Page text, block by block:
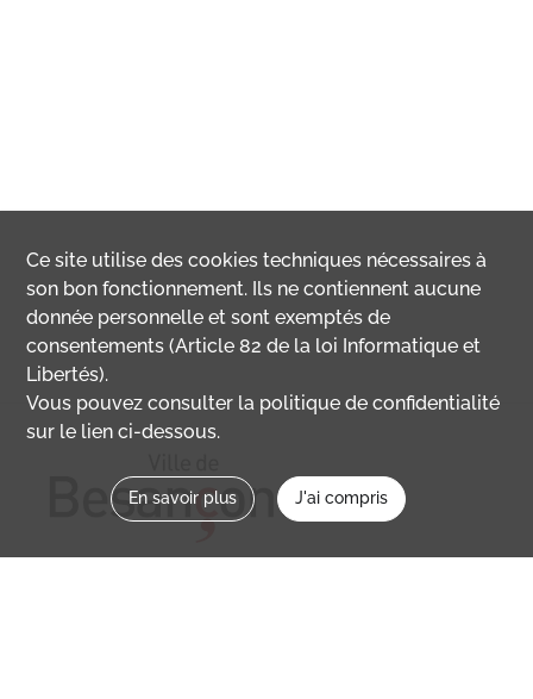
Ce site utilise descookies techniques nécessaires à
son bon fonctionnement. Ils ne contiennent aucune
donnée personnelle et sont exemptés de
consentements (Article 82 de la loi Informatique et
Libertés).
Vous pouvez consulter la politique de confidentialité
sur le lien ci-dessous.
En savoir plus J'ai compris